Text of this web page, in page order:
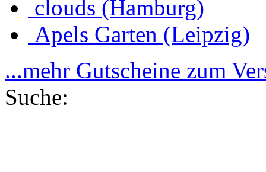
clouds (Hamburg)
Apels Garten (Leipzig)
...mehr Gutscheine zum
Suche: